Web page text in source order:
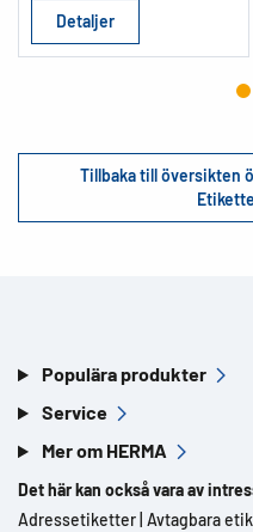
Detaljer
Tillbaka till översikten
Populära produkter
Service
Mer om HERMA
Det här kan också vara av
Adressetiketter Avtagbara